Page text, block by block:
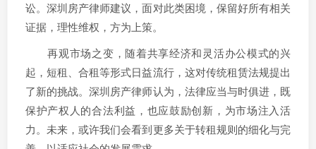
讼。深圳房产律师建议，面对此类困境，保留好所有相关
证据，理性维权，方为上策。
再观市场之变，随着共享经济和灵活办公模式的兴
起，短租、合租等形式日益流行，这对传统租赁法规提出
了新的挑战。深圳房产律师认为，法律应当与时俱进，既
保护产权人的合法利益，也应鼓励创新，为市场注入活
力。未来，或许我们会看到更多关于转租规则的细化与完